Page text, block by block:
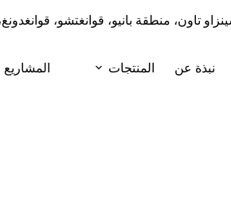
نبذة عن المنتجات المشاريع